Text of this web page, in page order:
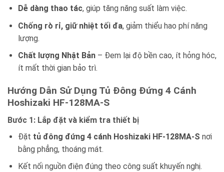
Dễ dàng thao tác, giúp tăng năng suất làm việc.
Chống rò rỉ, giữ nhiệt tối đa, giảm thiểu hao phí năng
lượng.
Chất lượng Nhật Bản– Đem lại độ bền cao, ít hỏng hóc,
ít mất thời gian bảo trì.
Hướng Dẫn Sử Dụng Tủ Đông Đứng 4 Cánh
Hoshizaki HF-128MA-S
Bước 1: Lắp đặt và kiểm tra thiết bị
Đặt tủ đông đứng 4 cánh Hoshizaki HF-128MA-S nơi
bằng phẳng, thoáng mát.
Kết nối nguồn điện đúng theo công suất khuyến nghị.